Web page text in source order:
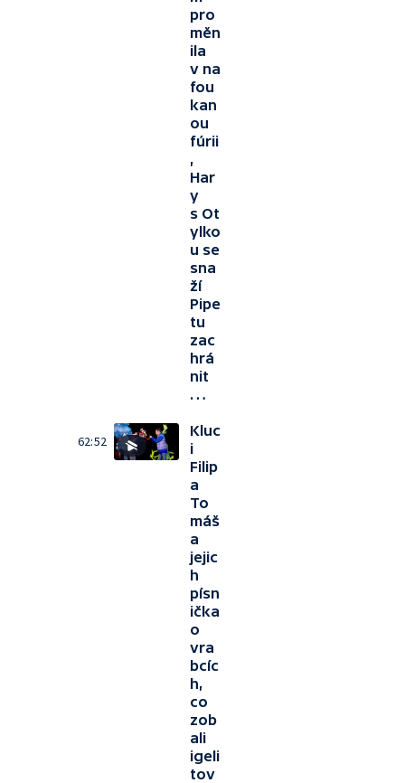
pro
měn
ila
v na
fou
kan
ou
fúrii
,
Har
y
s Ot
ylko
u se
sna
ží
Pipe
tu
zac
hrá
nit
…
62:52
Kluc
i
Filip
a
To
máš
a
jejic
h
písn
ička
o
vra
bcíc
h,
co
zob
ali
igeli
tov